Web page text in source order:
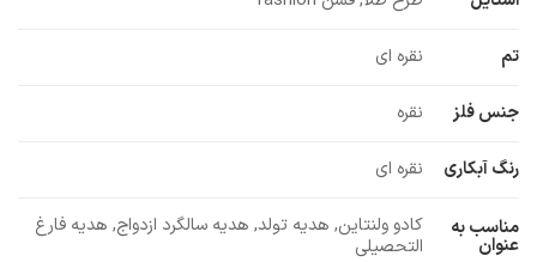
تم نقره ای
جنس فلز نقره
رنگ آبکاری نقره ای
مناسب به
عنوان
کادو ولنتاین, هدیه تولد, هدیه سالگرد ازدواج, هدیه فارغ
التحصیلی